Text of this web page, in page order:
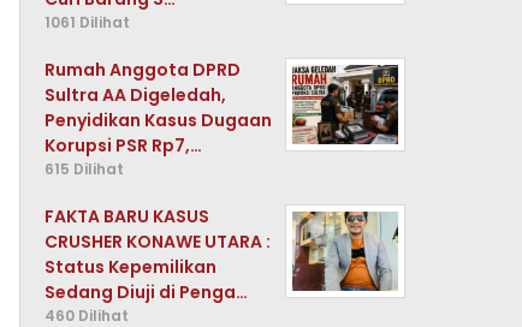
1061 Dilihat
Rumah Anggota DPRD
Sultra AA Digeledah,
Penyidikan Kasus Dugaan
Korupsi PSR Rp7,…
615 Dilihat
FAKTA BARU KASUS
CRUSHER KONAWE UTARA :
Status Kepemilikan
Sedang Diuji di Penga…
460 Dilihat